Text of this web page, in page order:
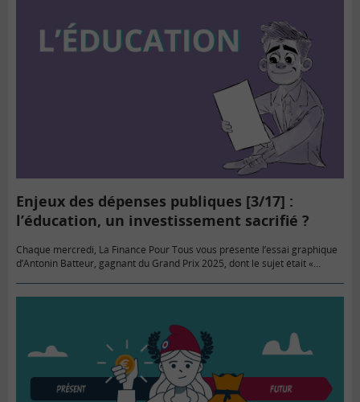
Enjeux des dépenses publiques [3/17] :
l’éducation, un investissement sacrifié ?
Chaque mercredi, La Finance Pour Tous vous présente l’essai graphique
d’Antonin Batteur, gagnant du Grand Prix 2025, dont le sujet était «